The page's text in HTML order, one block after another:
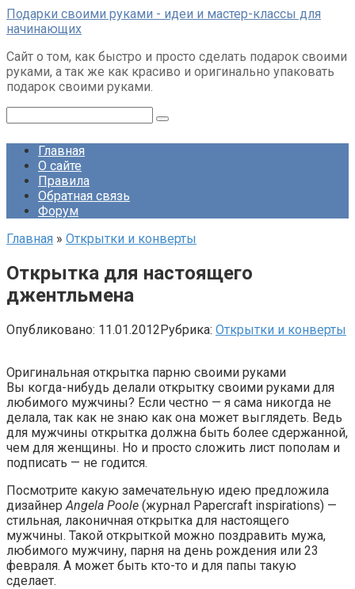
Перейти
к
Подарки своими руками - идеи и мастер-классы для
начинающих
Сайт о том, как быстро и просто сделать подарок своими
руками, а так же как красиво и оригинально упаковать
подарок своими руками.
Главная
О сайте
Правила
Обратная связь
Форум
Главная » Открытки и конверты
Открытка для настоящего
джентльмена
Опубликовано: 11.01.2012Рубрика: Открытки и конверты
Оригинальная открытка парню своими руками
Вы когда-нибудь делали открытку своими руками для
любимого мужчины? Если честно — я сама никогда не
делала, так как не знаю как она может выглядеть. Ведь
для мужчины открытка должна быть более сдержанной,
чем для женщины. Но и просто сложить лист пополам и
подписать — не годится.
Посмотрите какую замечательную идею предложила
дизайнерAngela Poole (журнал Papercraft inspirations) —
стильная, лаконичная открытка для настоящего
мужчины. Такой открыткой можно поздравить мужа,
любимого мужчину, парня на день рождения или 23
февраля. А может быть кто-то и для папы такую
сделает.